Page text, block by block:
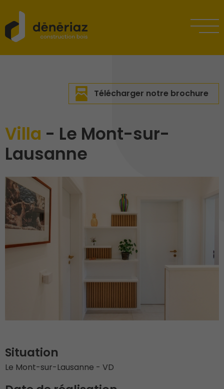
Télécharger notre brochure
Villa - Le Mont-sur-
Lausanne
Situation
Le Mont-sur-Lausanne - VD